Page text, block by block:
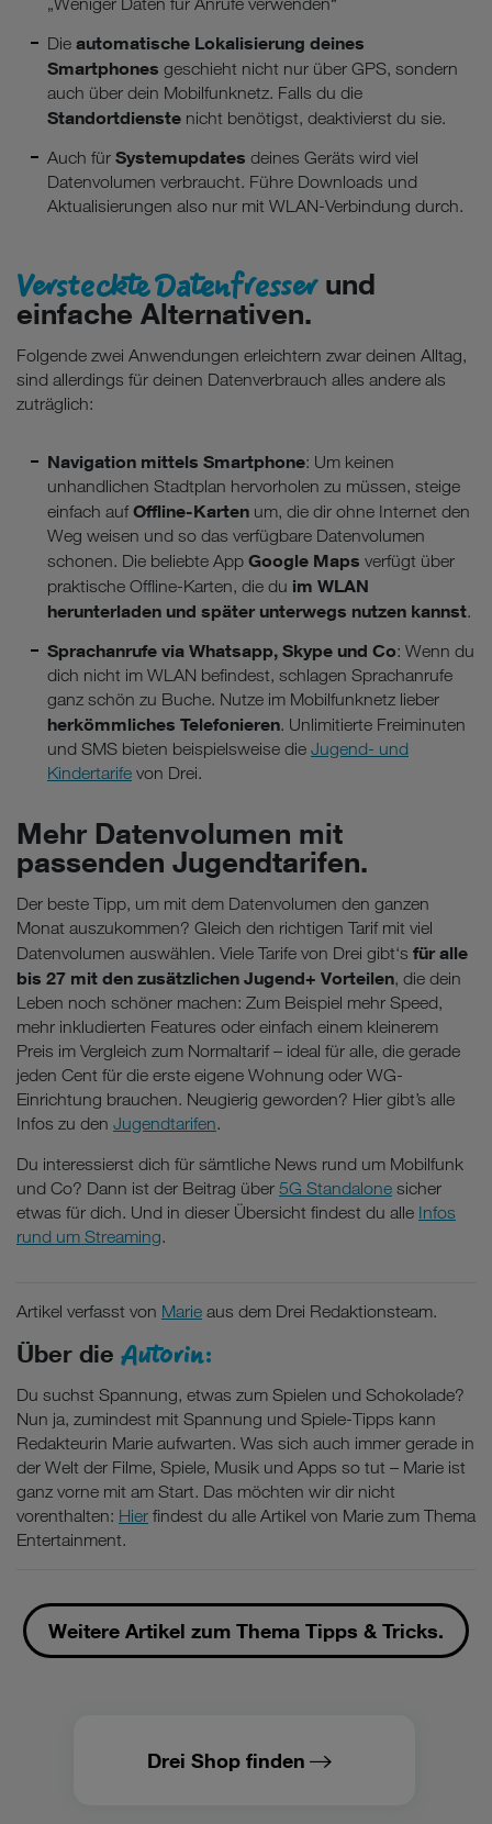
Die automatische Lokalisierung deines
Smartphones geschieht nicht nur über GPS, sondern
auch über dein Mobilfunknetz. Falls du die
Standortdienste nicht benötigst, deaktivierst du sie.
Auch für Systemupdates deines Geräts wird viel
Datenvolumen verbraucht. Führe Downloads und
Aktualisierungen also nur mit WLAN-Verbindung durch.
Versteckte Datenfresserund
einfache Alternativen.
Folgende zwei Anwendungen erleichtern zwar deinen Alltag,
sind allerdings für deinen Datenverbrauch alles andere als
zuträglich:
Navigation mittels Smartphone: Um keinen
unhandlichen Stadtplan hervorholen zu müssen, steige
einfach aufOffline-Karten um, die dir ohne Internet den
Weg weisen und so das verfügbare Datenvolumen
schonen. Die beliebte App Google Maps verfügt über
praktische Offline-Karten, die du im WLAN
herunterladen und später unterwegs nutzen kannst.
Sprachanrufe via Whatsapp, Skype und Co: Wenn du
dich nicht im WLAN befindest, schlagen Sprachanrufe
ganz schön zu Buche. Nutze im Mobilfunknetz lieber
herkömmliches Telefonieren. Unlimitierte Freiminuten
und SMS bieten beispielsweise die Jugend- und
Kindertarife von Drei.
Mehr Datenvolumen mit
passenden Jugendtarifen.
Der beste Tipp, um mit dem Datenvolumen den ganzen
Monat auszukommen? Gleich den richtigen Tarif mit viel
Datenvolumen auswählen. Viele Tarife von Drei gibt‘s für alle
bis 27 mit den zusätzlichen Jugend+ Vorteilen, die dein
Leben noch schöner machen: Zum Beispiel mehr Speed,
mehr inkludierten Features oder einfach einem kleinerem
Preis im Vergleich zum Normaltarif – ideal für alle, die gerade
jeden Cent für die erste eigene Wohnung oder WG-
Einrichtung brauchen. Neugierig geworden? Hier gibt’s alle
Infos zu den Jugendtarifen.
Du interessierst dich für sämtliche News rund um Mobilfunk
und Co? Dann ist der Beitrag über 5G Standalone sicher
etwas für dich. Und in dieser Übersicht findest du alle Infos
rund um Streaming.
Artikel verfasst von Marie aus dem Drei Redaktionsteam.
Über die Autorin:
Du suchst Spannung, etwas zum Spielen und Schokolade?
Nun ja, zumindest mit Spannung und Spiele-Tipps kann
Redakteurin Marie aufwarten. Was sich auch immer gerade in
der Welt der Filme, Spiele, Musik und Apps so tut – Marie ist
ganz vorne mit am Start. Das möchten wir dir nicht
vorenthalten: Hier findest du alle Artikel von Marie zum Thema
Entertainment.
Weitere Artikel zum Thema Tipps & Tricks.
Drei Shop finden